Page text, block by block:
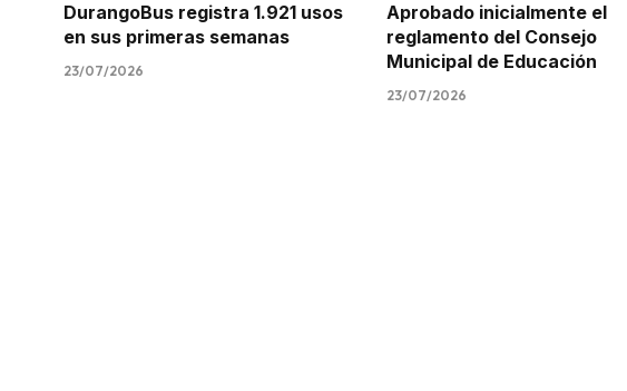
DurangoBus registra 1.921 usos
en sus primeras semanas
23/07/2026
Aprobado inicialmente el
reglamento del Consejo
Municipal de Educación
23/07/2026